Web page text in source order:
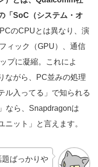
「SoC（システム・オ
のCPUとは異なり、演
ィック（GPU）、通信
プに凝縮。これによ
ながら、PC並みの処理
ル入ってる」で知られる
なら、Snapdragonは
ニット」と言えます。
ばっかりや